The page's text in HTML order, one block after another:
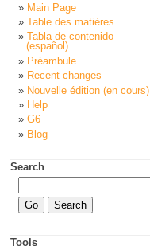
Main Page
Table des matières
Tabla de contenido
(español)
Préambule
Recent changes
Nouvelle édition (en cours)
Help
G6
Blog
Search
Tools